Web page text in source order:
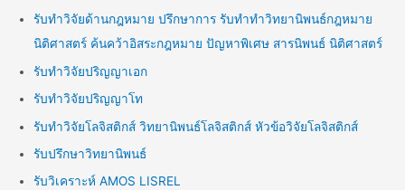
รับทำวิจัยด้านกฎหมาย ปรึกษาการ รับทำทำวิทยานิพนธ์กฎหมาย
นิติศาสตร์ ค้นคว้าอิสระกฎหมาย ปัญหาพิเศษ สารนิพนธ์ นิติศาสตร์
รับทำวิจัยปริญญาเอก
รับทำวิจัยปริญญาโท
รับทำวิจัยโลจิสติกส์ วิทยานิพนธ์โลจิสติกส์ หัวข้อวิจัยโลจิสติกส์
รับปรึกษาวิทยานิพนธ์
รับวิเคราะห์ AMOS LISREL